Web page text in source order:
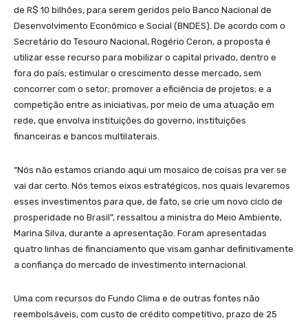
de R$ 10 bilhões, para serem geridos pelo Banco Nacional de
Desenvolvimento Econômico e Social (BNDES). De acordo com o
Secretário do Tesouro Nacional, Rogério Ceron, a proposta é
utilizar esse recurso para mobilizar o capital privado, dentro e
fora do país; estimular o crescimento desse mercado, sem
concorrer com o setor; promover a eficiência de projetos; e a
competição entre as iniciativas, por meio de uma atuação em
rede, que envolva instituições do governo, instituições
financeiras e bancos multilaterais.
“Nós não estamos criando aqui um mosaico de coisas pra ver se
vai dar certo. Nós temos eixos estratégicos, nos quais levaremos
esses investimentos para que, de fato, se crie um novo ciclo de
prosperidade no Brasil”, ressaltou a ministra do Meio Ambiente,
Marina Silva, durante a apresentação. Foram apresentadas
quatro linhas de financiamento que visam ganhar definitivamente
a confiança do mercado de investimento internacional.
Uma com recursos do Fundo Clima e de outras fontes não
reembolsáveis, com custo de crédito competitivo, prazo de 25